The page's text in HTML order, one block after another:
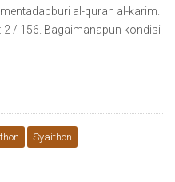
al-quran al-karim.
2 / 156. Bagaimanapun kondisi
Syaithon